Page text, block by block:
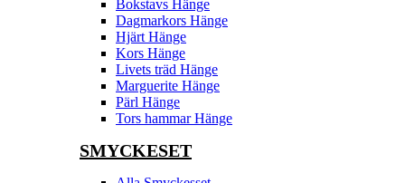
Bokstavs Hänge
Dagmarkors Hänge
Hjärt Hänge
Kors Hänge
Livets träd Hänge
Marguerite Hänge
Pärl Hänge
Tors hammar Hänge
SMYCKESET